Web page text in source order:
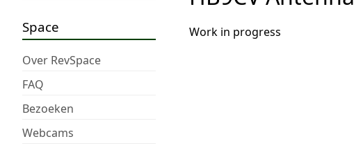
Space
Over RevSpace
FAQ
Bezoeken
Webcams
Work in progress